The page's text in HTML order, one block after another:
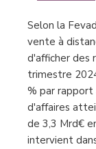
Selon la
vente à
d'afficher des
trimestre
% par rapport
d'affaires
de 3,3 Mrd€
intervient